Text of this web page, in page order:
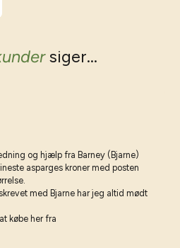
siger...
og hjælp fra Barney (Bjarne)
asparges kroner med posten
med Bjarne har jeg altid mødt
købe her fra